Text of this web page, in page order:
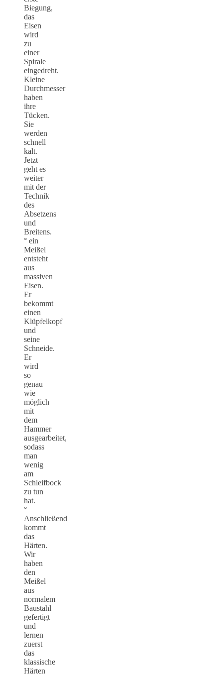
Biegung,
das
Eisen
wird
zu
einer
Spirale
eingedreht.
Kleine
Durchmesser
haben
ihre
Tücken.
Sie
werden
schnell
kalt.
Jetzt
geht es
weiter
mit der
Technik
des
Absetzens
und
Breitens.
° ein
Meißel
entsteht
aus
massiven
Eisen.
Er
bekommt
einen
Klüpfelkopf
und
seine
Schneide.
Er
wird
so
genau
wie
möglich
mit
dem
Hammer
ausgearbeitet,
sodass
man
wenig
am
Schleifbock
zu tun
hat.
°
Anschließend
kommt
das
Härten.
Wir
haben
den
Meißel
aus
normalem
Baustahl
gefertigt
und
lernen
zuerst
das
klassische
Härten